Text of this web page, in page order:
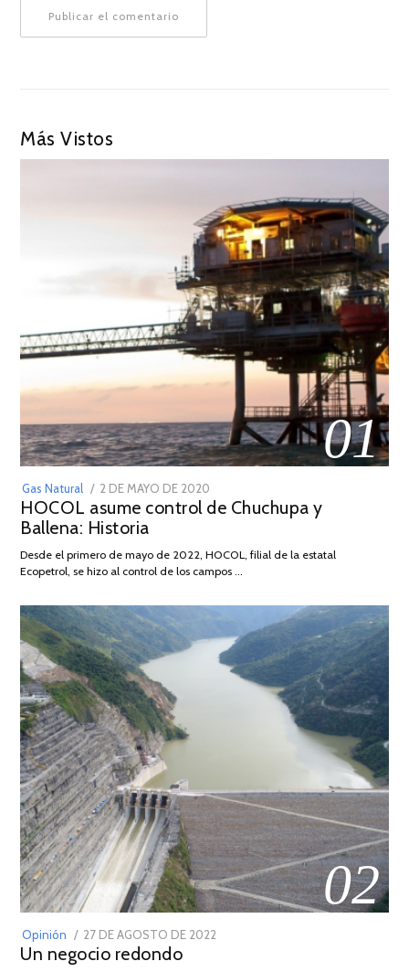
Más Vistos
01
Gas Natural
POSTED
ON
2 DE MAYO DE 2020
DE
2026
HOCOL asume control de Chuchupa y
Ballena: Historia
Desde el primero de mayo de 2022, HOCOL, filial de la estatal
Ecopetrol, se hizo al control de los campos …
02
Opinión
POSTED
ON
27 DE AGOSTO DE 2022
Un negocio redondo